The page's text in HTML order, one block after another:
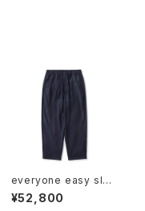
everyone easy slac
ks fabric by Loro Pi
ana (NAVY)
¥52,800